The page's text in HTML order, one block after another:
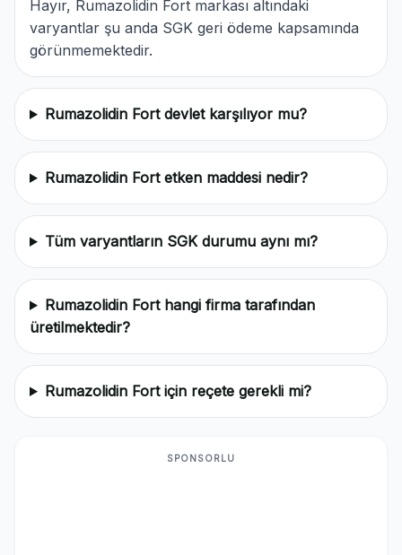
Hayır, Rumazolidin Fort markası altındaki
varyantlar şu anda SGK geri ödeme kapsamında
görünmemektedir.
Rumazolidin Fort devlet karşılıyor mu?
Rumazolidin Fort etken maddesi nedir?
Tüm varyantların SGK durumu aynı mı?
Rumazolidin Fort hangi firma tarafından
üretilmektedir?
Rumazolidin Fort için reçete gerekli mi?
SPONSORLU